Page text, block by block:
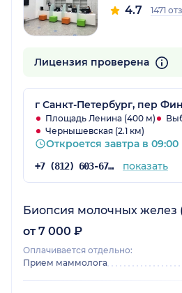
4.7 1471
Лицензия проверена
г Санкт-Петербург, пер
Площадь Ленина (400 м)
Чернышевская (2.1 км)
Откроется завтра в 09:00
+7 (812) 603-67-84 показать
Биопсия молочных желез
от 7 000 ₽
Оплачивается отдельно:
Прием маммолога